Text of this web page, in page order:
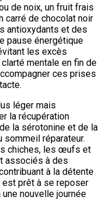
de noix, un fruit frais
carré de chocolat noir
antioxydants et des
pause énergétique
les excès
mentale en fin de
ces prises
léger mais
la récupération
la sérotonine et de la
réparateur.
chiches, les œufs et
associés à des
à la détente
est prêt à se reposer
nouvelle journée